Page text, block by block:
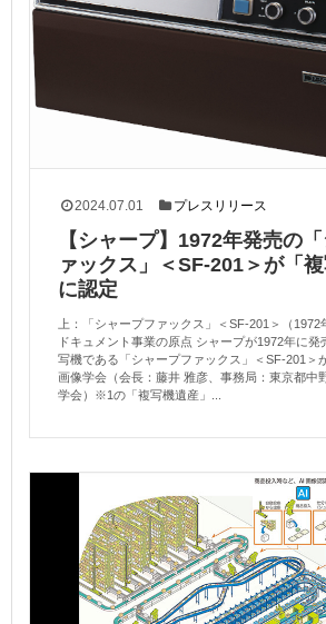
2024.07.01 プレスリリース
【シャープ】1972年発売の
ァックス」＜SF-201＞が「複
に認定
上：「シャープファックス」＜SF-201＞（
ドキュメント事業の原点 シャープが1972年に発
写機である「シャープファックス」＜SF-201＞
画像学会（会長：藤井 雅彦、事務局：東京都中
学会）※1の「複写機遺産」...